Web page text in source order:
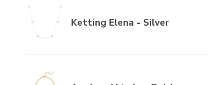
Ketting Elena - Silver